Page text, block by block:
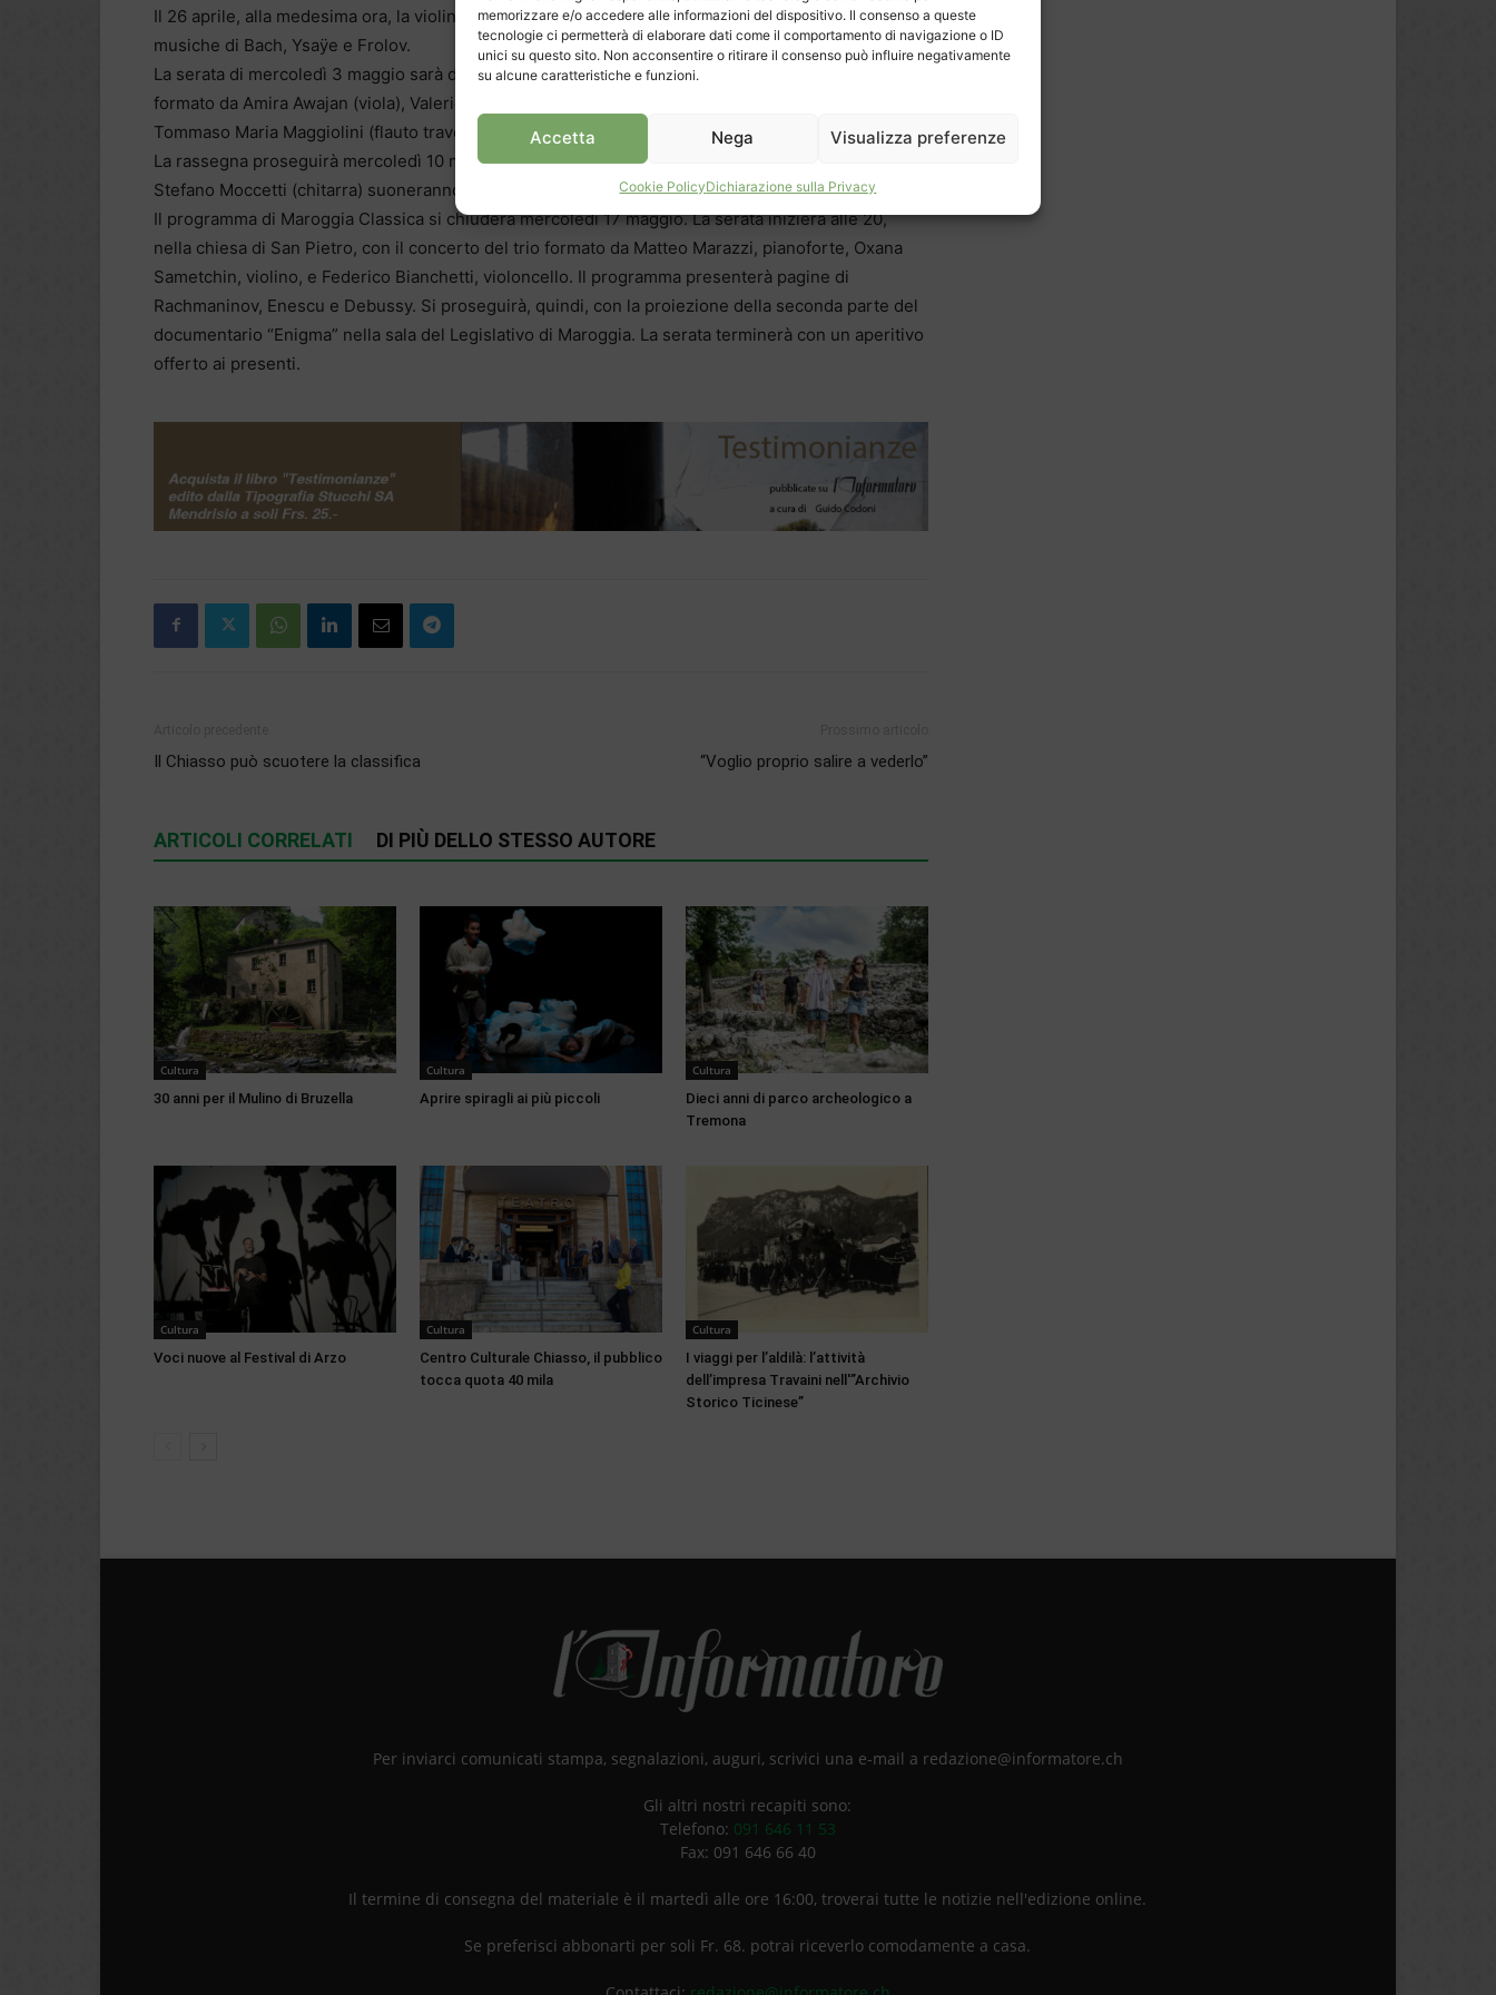
memorizzare e/o accedere alle informazioni del dispositivo. Il consenso a queste
tecnologie ci permetterà di elaborare dati come il comportamento di navigazione o ID
unici su questo sito. Non acconsentire o ritirare il consenso può influire negativamente
su alcune caratteristiche e funzioni.
Accetta Nega Visualizza preferenze
Cookie PolicyDichiarazione sulla Privacy
Il 26 aprile, alla medesima ora, la violinista Valentina Paetsch offrirà al pubblico un concerto su
musiche di Bach, Ysaÿe e Frolov.
La serata di mercoledì 3 maggio sarà dedicata a musiche di Mozart eseguite da un quartetto
formato da Amira Awajan (viola), Valerio Cassano (violoncello), Claudia Irene Tessaro (chitarra) e
Tommaso Maria Maggiolini (flauto traverso).
La rassegna proseguirà mercoledì 10 maggio con Concerto doppio: Eodardo Pezzini, oboe, e
Stefano Moccetti (chitarra) suoneranno brani di Rodrigo, Ponche, Holliger e Rebay.
Il programma di Maroggia Classica si chiuderà mercoledì 17 maggio. La serata inizierà alle 20,
nella chiesa di San Pietro, con il concerto del trio formato da Matteo Marazzi, pianoforte, Oxana
Sametchin, violino, e Federico Bianchetti, violoncello. Il programma presenterà pagine di
Rachmaninov, Enescu e Debussy. Si proseguirà, quindi, con la proiezione della seconda parte del
documentario “Enigma” nella sala del Legislativo di Maroggia. La serata terminerà con un aperitivo
offerto ai presenti.
Il Chiasso può scuotere la classifica “Voglio proprio salire a vederlo”
ARTICOLI CORRELATI DI PIÙ DELLO STESSO AUTORE
Cultura
30 anni per il Mulino di Bruzella
Cultura
Aprire spiragli ai più piccoli
Cultura
Dieci anni di parco archeologico a
Tremona
Cultura
Voci nuove al Festival di Arzo
Cultura
Centro Culturale Chiasso, il pubblico
tocca quota 40 mila
Cultura
I viaggi per l’aldilà: l’attività
dell’impresa Travaini nell'”Archivio
Storico Ticinese”
Per inviarci comunicati stampa, segnalazioni, auguri, scrivici una e-mail a redazione@informatore.ch
Gli altri nostri recapiti sono:
Telefono: 091 646 11 53
Fax: 091 646 66 40
Il termine di consegna del materiale è il martedì alle ore 16:00, troverai tutte le notizie nell'edizione online.
Se preferisci abbonarti per soli Fr. 68. potrai riceverlo comodamente a casa.